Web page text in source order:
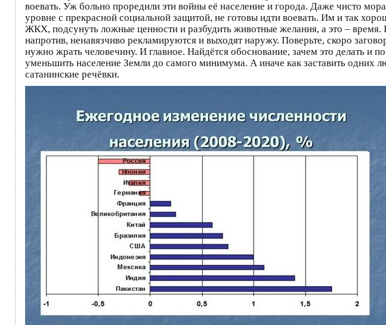
воевать. Уж больно проредили эти войны её население и города. Даже чисто
уровне с прекрасной социальной защитой, не готовы идти воевать. Им и так
ЖКХ, подсунуть ложные ценности и разбудить животные желания, а это – время.
напротив, ненавязчиво рекламируются и выходят наружу. Поверьте, скоро
нужно жрать человечину. И главное. Найдётся обоснование, зачем это делать и
уменьшить население Земли до самого минимума. А иначе как заставить одних
сатанинские речёвки.